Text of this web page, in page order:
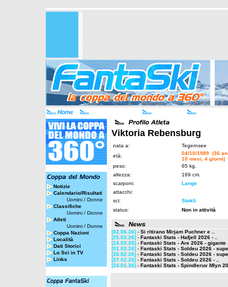
Notizie
Calendario/Risultati
Uomini / Donne
Classifiche
Uomini / Donne
Atleti
Uomini / Donne
Coppa Nazioni
Località
Dati Storici
Lo Sci in TV
Links
Viktoria Rebensburg
nata a:
Tegernsee
età:
04/10/1989 (36
10 mesi, 4 giorni)
peso:
65 kg.
altezza:
169 cm.
scarponi:
Lange
attacchi:
sci:
Stokli
status:
Non in attività
[02.06.26] - Si ritirano Mirjam Puchner e ..
[25.03.26] - Fantaski Stats - Hafjell 2026 - ..
[14.03.26] - Fantaski Stats - Are 2026 - gigante
[01.03.26] - Fantaski Stats - Soldeu 2026 -
[28.02.26] - Fantaski Stats - Soldeu 2026 -
[27.02.26] - Fantaski Stats - Soldeu 2026 - ..
[24.01.26] - Fantaski Stats - Spindleruv Mlyn